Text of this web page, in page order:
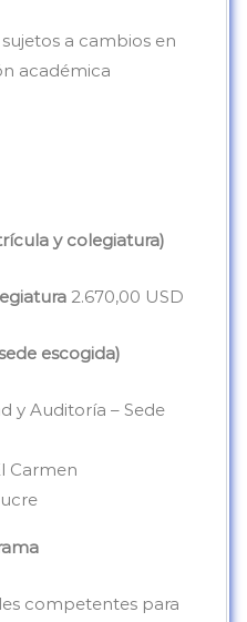
a cambios en
académica
y colegiatura)
2.670,00 USD
escogida)
y Auditoría – Sede
Carmen
competentes para